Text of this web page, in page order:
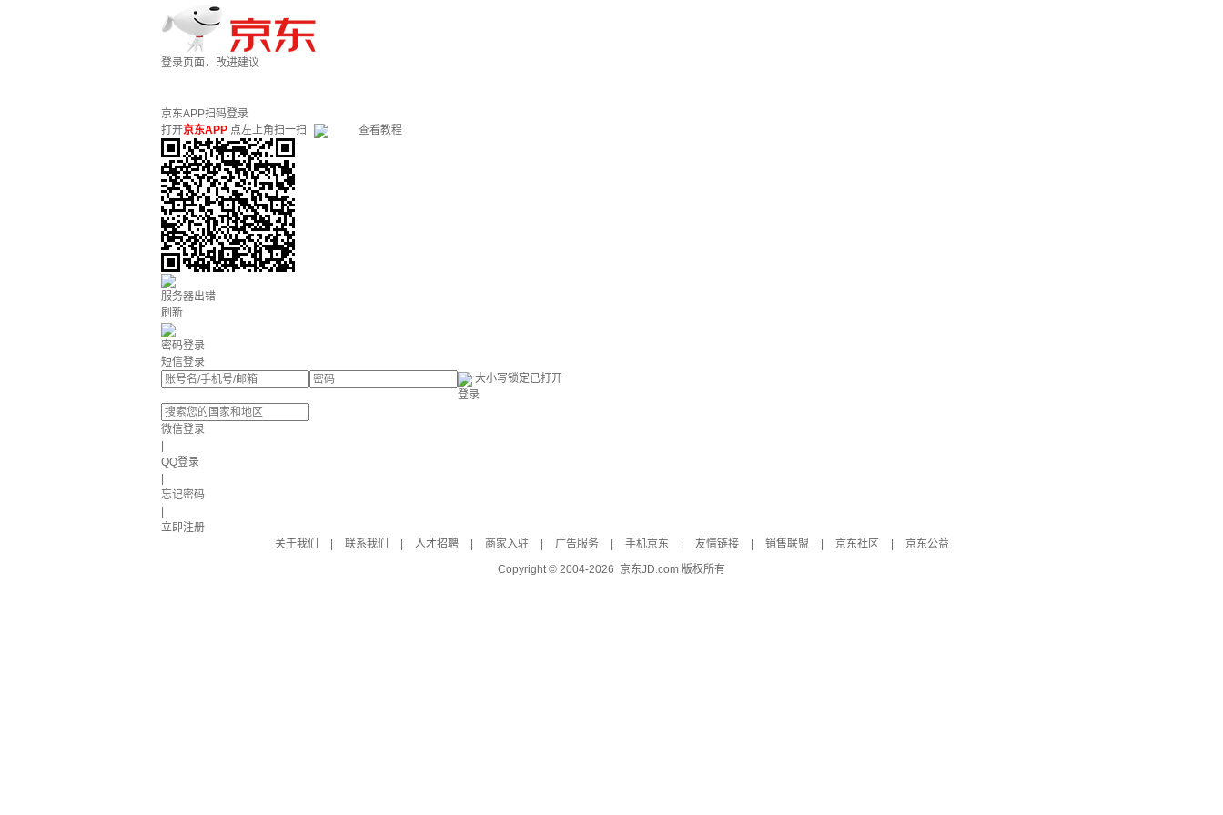
登录页面，改进建议
京东APP扫码登录
打开京东APP 点左上角扫一扫 查看教程
服务器出错
刷新
密码登录
短信登录
大小写锁定已打开
登录
微信登录
QQ登录
忘记密码
立即注册
关于我们
联系我们 人才招聘 商家入驻 广告服务 手机京东 友情链接 销售联盟 京东社区
京东公益
Copyright © 2004-2026 京东JD.com 版权所有